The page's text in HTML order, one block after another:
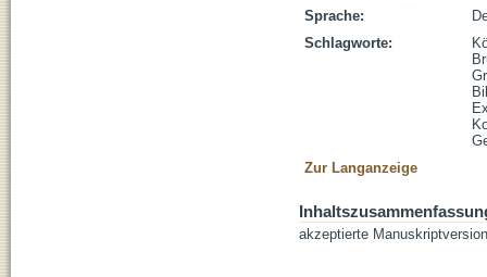
Sprache:
Schlagworte:
Zur Langanzeige
akzeptierte Manuskriptversion